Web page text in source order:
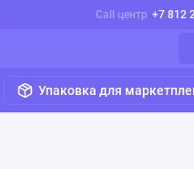
Call центр +7 812
Упаковка для